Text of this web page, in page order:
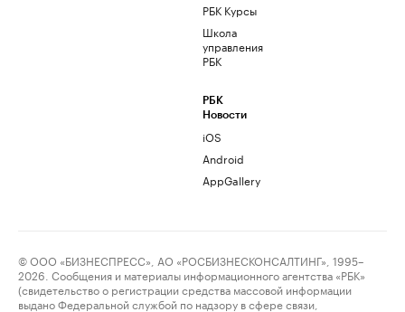
РБК Курсы
Школа
управления
РБК
РБК
Новости
iOS
Android
AppGallery
© ООО «БИЗНЕСПРЕСС», АО «РОСБИЗНЕСКОНСАЛТИНГ», 1995–
2026. Сообщения и материалы информационного агентства «РБК»
(свидетельство о регистрации средства массовой информации
выдано Федеральной службой по надзору в сфере связи,